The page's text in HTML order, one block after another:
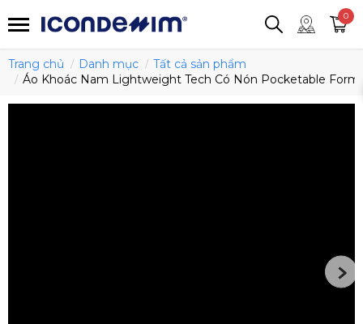
0
Trang chủ Danh mục
Tất cả sản phẩm
Áo Khoác Nam Lightweight Tech Có Nón Pocketable Form